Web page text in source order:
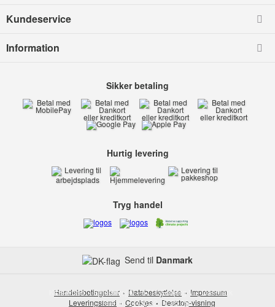
Kundeservice
Information
Send til Danmark
Sikker betaling
Hurtig levering
Tryg handel
Handelsbetingelser Databeskyttelse
Impressum
Leveringsland
Cookies Desktop-visning
Kids-world Smedevej 6 6710 Esbjerg V
Danmark
Telefon:(+45) 32 17 35 75